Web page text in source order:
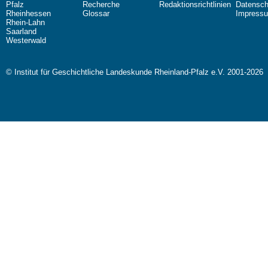
Pfalz
Rheinhessen
Rhein-Lahn
Saarland
Westerwald
Recherche
Glossar
Redaktionsrichtlinien
© Institut für Geschichtliche Landeskunde Rheinland-Pfalz e.V. 2001-2026